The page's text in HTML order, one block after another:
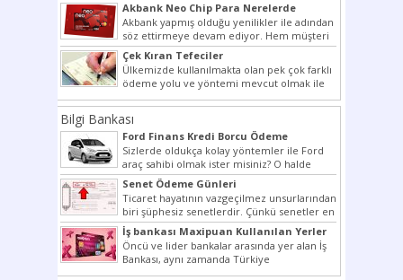
Akbank Neo Chip Para Nerelerde
Kullanılır?
Akbank yapmış olduğu yenilikler ile adından
söz ettirmeye devam ediyor. Hem müşteri
potansiyelini arttırmak hem...
Çek Kıran Tefeciler
Ülkemizde kullanılmakta olan pek çok farklı
ödeme yolu ve yöntemi mevcut olmak ile
beraber bunlar...
Bilgi Bankası
Ford Finans Kredi Borcu Ödeme
Sizlerde oldukça kolay yöntemler ile Ford
araç sahibi olmak ister misiniz? O halde
yazımız ilginizi...
Senet Ödeme Günleri
Ticaret hayatının vazgeçilmez unsurlarından
biri şüphesiz senetlerdir. Çünkü senetler en
çok kullanılan ödeme araçlarıdır. Taksitler...
İş bankası Maxipuan Kullanılan Yerler
Öncü ve lider bankalar arasında yer alan İş
Bankası, aynı zamanda Türkiye
Cumhuriyeti’nin ilk milli...